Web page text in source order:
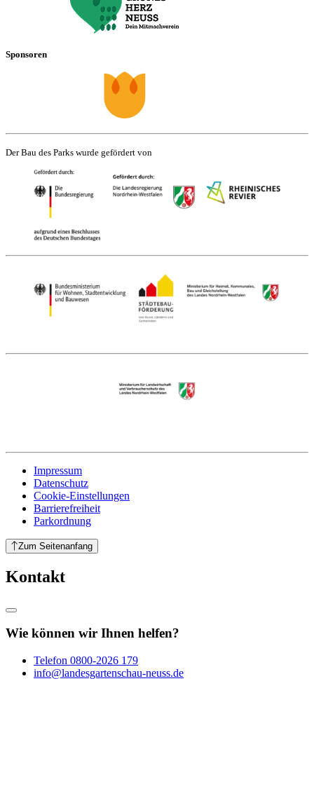
Sponsoren
Der Bau des Parks wurde gefördert von
Impressum
Datenschutz
Cookie-Einstellungen
Barrierefreiheit
Parkordnung
Zum Seitenanfang
Kontakt
Wie können wir Ihnen helfen?
Telefon 0800-2026 179
info@landesgartenschau-neuss.de